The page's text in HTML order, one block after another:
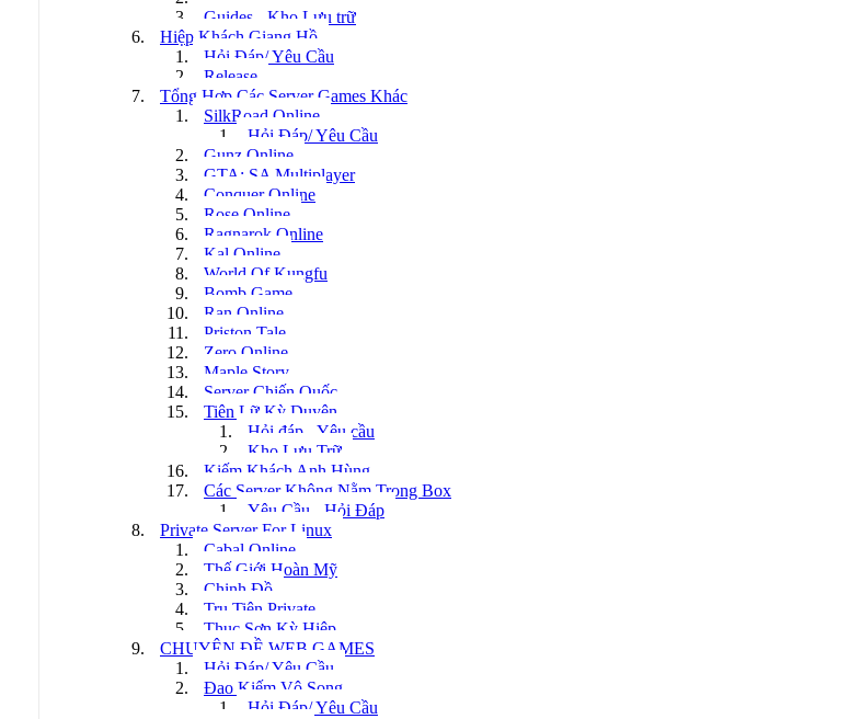
Guides - Kho Lưu trữ
Hiệp Khách Giang Hồ
Hỏi Đáp/ Yêu Cầu
Release
Tổng Hợp Các Server Games Khác
SilkRoad Online
Hỏi Đáp/ Yêu Cầu
Gunz Online
GTA: SA Multiplayer
Conquer Online
Rose Online
Ragnarok Online
Kal Online
World Of Kungfu
Bomb Game
Ran Online
Priston Tale
Zero Online
Maple Story
Server Chiến Quốc
Tiên Lữ Kỳ Duyên
Hỏi đáp - Yêu cầu
Kho Lưu Trữ
Kiếm Khách Anh Hùng
Các Server Không Nằm Trong Box
Yêu Cầu - Hỏi Đáp
Private Server For Linux
Cabal Online
Thế Giới Hoàn Mỹ
Chinh Đồ
Tru Tiên Private
Thục Sơn Kỳ Hiệp
CHUYÊN ĐỀ WEB GAMES
Hỏi Đáp/ Yêu Cầu
Đao Kiếm Vô Song
Hỏi Đáp/ Yêu Cầu